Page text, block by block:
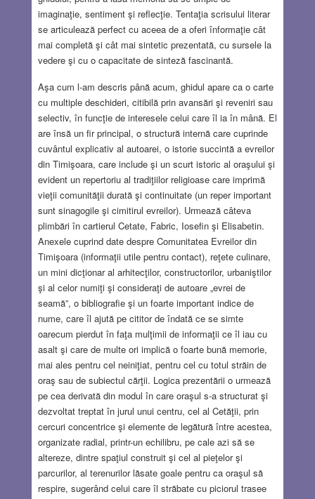
imaginaţie, sentiment şi reflecţie. Tentaţia scrisului literar
se articulează perfect cu aceea de a oferi înformaţie cât
mai completă şi cât mai sintetic prezentată, cu sursele la
vedere şi cu o capacitate de sinteză fascinantă.
Aşa cum l-am descris până acum, ghidul apare ca o carte
cu multiple deschideri, citibilă prin avansări şi reveniri sau
selectiv, în funcţie de interesele celui care îl ia în mână. El
are însă un fir principal, o structură internă care cuprinde
cuvântul explicativ al autoarei, o istorie succintă a evreilor
din Timişoara, care include şi un scurt istoric al oraşului şi
evident un repertoriu al tradiţiilor religioase care imprimă
vieţii comunităţii durată şi continuitate (un reper important
sunt sinagogile şi cimitirul evreilor). Urmează câteva
plimbări în cartierul Cetate, Fabric, Iosefin şi Elisabetin.
Anexele cuprind date despre Comunitatea Evreilor din
Timişoara (informaţii utile pentru contact), reţete culinare,
un mini dicţionar al arhitecţilor, constructorilor, urbaniştilor
şi al celor numiţi şi consideraţi de autoare „evrei de
seamă”, o bibliografie şi un foarte important indice de
nume, care îl ajută pe cititor de îndată ce se simte
oarecum pierdut în faţa mulţimii de informaţii ce îl iau cu
asalt şi care de multe ori implică o foarte bună memorie,
mai ales pentru cel neiniţiat, pentru cel cu totul străin de
oraş sau de subiectul cărţii. Logica prezentării o urmează
pe cea derivată din modul în care oraşul s-a structurat şi
dezvoltat treptat în jurul unui centru, cel al Cetăţii, prin
cercuri concentrice şi elemente de legătură între acestea,
organizate radial, printr-un echilibru, pe cale azi să se
altereze, dintre spaţiul construit şi cel al pieţelor şi
parcurilor, al terenurilor lăsate goale pentru ca oraşul să
respire, sugerând celui care îl străbate cu piciorul trasee